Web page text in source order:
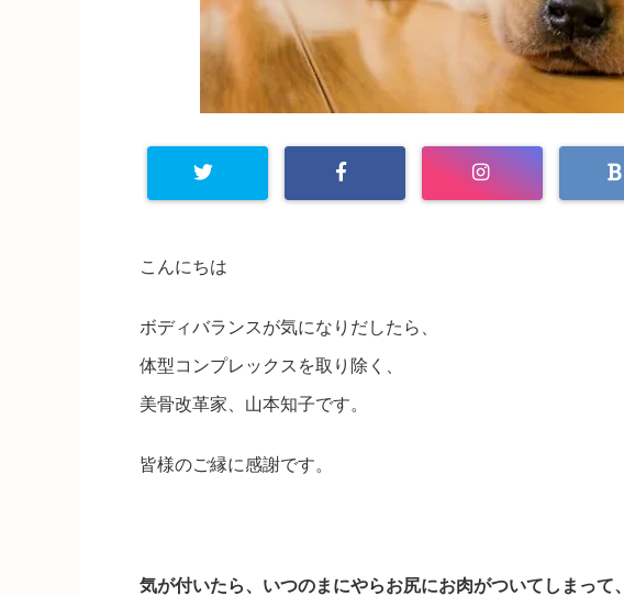
こんにちは
ボディバランスが気になりだしたら、
体型コンプレックスを取り除く、
美骨改革家、山本知子です。
皆様のご縁に感謝です。
気が付いたら、いつのまにやらお尻にお肉がついてしまって、